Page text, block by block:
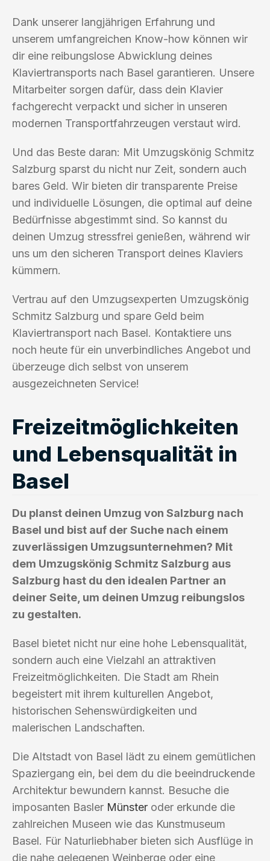
Dank unserer langjährigen Erfahrung und
unserem umfangreichen Know-how können wir
dir eine reibungslose Abwicklung deines
Klaviertransports nach Basel garantieren. Unsere
Mitarbeiter sorgen dafür, dass dein Klavier
fachgerecht verpackt und sicher in unseren
modernen Transportfahrzeugen verstaut wird.
Und das Beste daran: Mit Umzugskönig Schmitz
Salzburg sparst du nicht nur Zeit, sondern auch
bares Geld. Wir bieten dir transparente Preise
und individuelle Lösungen, die optimal auf deine
Bedürfnisse abgestimmt sind. So kannst du
deinen Umzug stressfrei genießen, während wir
uns um den sicheren Transport deines Klaviers
kümmern.
Vertrau auf den Umzugsexperten Umzugskönig
Schmitz Salzburg und spare Geld beim
Klaviertransport nach Basel. Kontaktiere uns
noch heute für ein unverbindliches Angebot und
überzeuge dich selbst von unserem
ausgezeichneten Service!
Freizeitmöglichkeiten
und Lebensqualität in
Basel
Du planst deinen Umzug von Salzburg nach
Basel und bist auf der Suche nach einem
zuverlässigen Umzugsunternehmen? Mit
dem Umzugskönig Schmitz Salzburg aus
Salzburg hast du den idealen Partner an
deiner Seite, um deinen Umzug reibungslos
zu gestalten.
Basel bietet nicht nur eine hohe Lebensqualität,
sondern auch eine Vielzahl an attraktiven
Freizeitmöglichkeiten. Die Stadt am Rhein
begeistert mit ihrem kulturellen Angebot,
historischen Sehenswürdigkeiten und
malerischen Landschaften.
Die Altstadt von Basel lädt zu einem gemütlichen
Spaziergang ein, bei dem du die beeindruckende
Architektur bewundern kannst. Besuche die
imposanten Basler Münster oder erkunde die
zahlreichen Museen wie das Kunstmuseum
Basel. Für Naturliebhaber bieten sich Ausflüge in
die nahe gelegenen Weinberge oder eine